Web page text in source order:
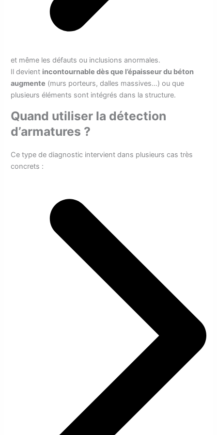
et même les défauts ou inclusions anormales.
Il devient incontournable dès que l’épaisseur du béton
augmente (murs porteurs, dalles massives…) ou que
plusieurs éléments sont intégrés dans la structure.
Quand utiliser la détection
d’armatures ?
Ce type de diagnostic intervient dans plusieurs cas très
concrets :